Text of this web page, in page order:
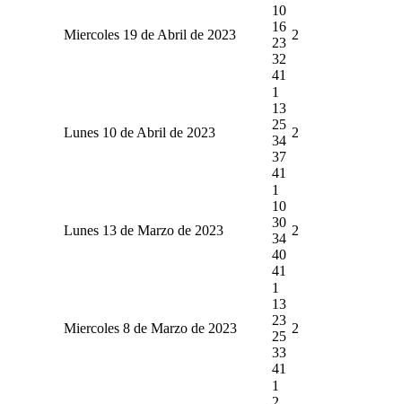
Miercoles 19 de Abril de 2023
10
16
23
32
41
2
Lunes 10 de Abril de 2023
1
13
25
34
37
41
2
Lunes 13 de Marzo de 2023
1
10
30
34
40
41
2
Miercoles 8 de Marzo de 2023
1
13
23
25
33
41
2
1